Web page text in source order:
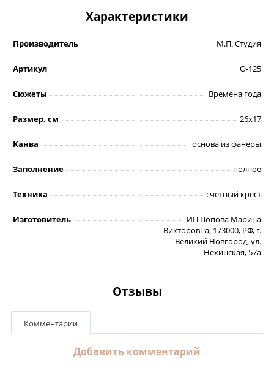
Характеристики
Производитель М.П. Студия
Артикул О-125
Сюжеты Времена года
Размер, см 26х17
Канва основа из фанеры
Заполнение полное
Техника счетный крест
Изготовитель
ИП Попова Марина
Викторовна, 173000, РФ, г.
Великий Новгород, ул.
Нехинская, 57а
Отзывы
Комментарии
Добавить комментарий